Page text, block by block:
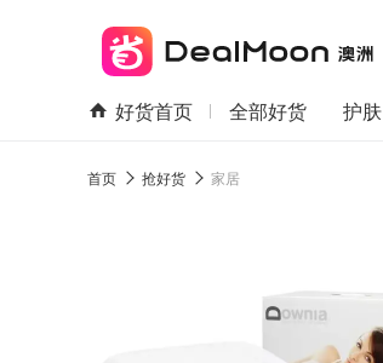
好货首页 全部好货 护肤
首页 抢好货 家居